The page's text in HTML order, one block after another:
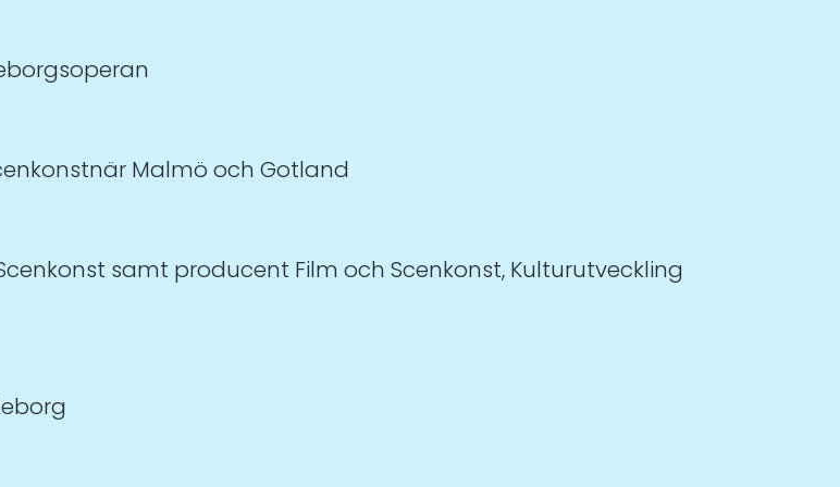
Malmö och Gotland
samt producent Film och Scenkonst, Kulturutveckling